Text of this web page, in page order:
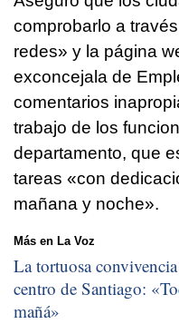
comprobarlo a
redes» y la página
exconcejala de
comentarios
trabajo de los
departamento, que
tareas «con
mañana y noche».
Más en La Voz
La tortuosa
centro de Santiago: «
mañá»